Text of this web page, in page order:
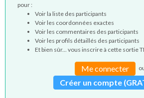
pour :
Voir la liste des participants
Voir les coordonnées exactes
Voir les commentaires des participants
Voir les profils détaillés des participants
Et bien sûr... vous inscrire à cette sortie
Me connecter
Créer un compte